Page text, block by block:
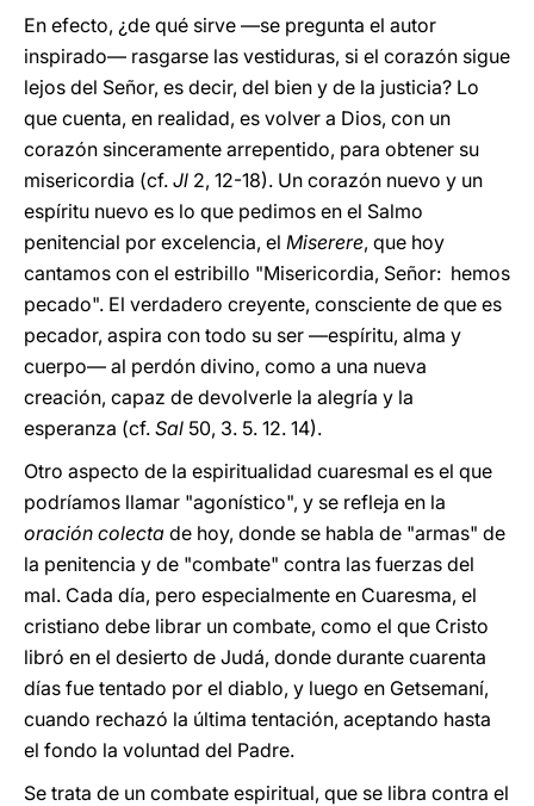
En efecto, ¿de qué sirve —se pregunta el autor
inspirado— rasgarse las vestiduras, si el corazón sigue
lejos del Señor, es decir, del bien y de la justicia? Lo
que cuenta, en realidad, es volver a Dios, con un
corazón sinceramente arrepentido, para obtener su
misericordia (cf. Jl 2, 12-18). Un corazón nuevo y un
espíritu nuevo es lo que pedimos en el Salmo
penitencial por excelencia, el Miserere, que hoy
cantamos con el estribillo "Misericordia, Señor: hemos
pecado". El verdadero creyente, consciente de que es
pecador, aspira con todo su ser —espíritu, alma y
cuerpo— al perdón divino, como a una nueva
creación, capaz de devolverle la alegría y la
esperanza (cf. Sal 50, 3. 5. 12. 14).
Otro aspecto de la espiritualidad cuaresmal es el que
podríamos llamar "agonístico", y se refleja en la
oración colecta de hoy, donde se habla de "armas" de
la penitencia y de "combate" contra las fuerzas del
mal. Cada día, pero especialmente en Cuaresma, el
cristiano debe librar un combate, como el que Cristo
libró en el desierto de Judá, donde durante cuarenta
días fue tentado por el diablo, y luego en Getsemaní,
cuando rechazó la última tentación, aceptando hasta
el fondo la voluntad del Padre.
Se trata de un combate espiritual, que se libra contra el